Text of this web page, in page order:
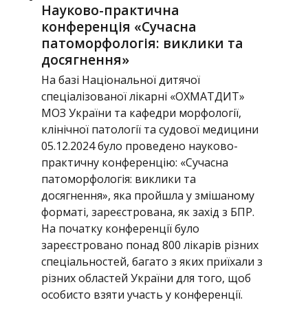
Науково-практична
конференція «Сучасна
патоморфологія: виклики та
досягнення»
На базі Національної дитячої
спеціалізованої лікарні «ОХМАТДИТ»
МОЗ України та кафедри морфології,
клінічної патології та судової медицини
05.12.2024 було проведено науково-
практичну конференцію: «Сучасна
патоморфологія: виклики та
досягнення», яка пройшла у змішаному
форматі, зареєстрована, як захід з БПР.
На початку конференції було
зареєстровано понад 800 лікарів різних
спеціальностей, багато з яких приїхали з
різних областей України для того, щоб
особисто взяти участь у конференції.